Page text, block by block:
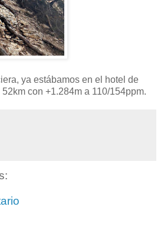
ya estábamos en el hotel de
con +1.284m a 110/154ppm.